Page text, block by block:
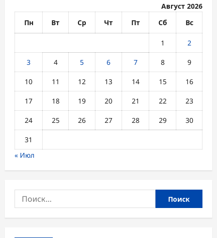
белое”
необходимые
продукты
ценам
рядом
домом
Август 2026
Пн
Вт Ср Чт Пт Сб Вс
1 2
3 4 5 6 7 8 9
10 11 12 13 14 15 16
17 18 19 20 21 22 23
24 25 26 27 28 29 30
31
« Июл
Найти: